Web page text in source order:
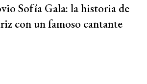
Sofía Gala: la historia de
con un famoso cantante